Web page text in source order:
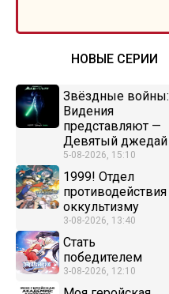
НОВЫЕ СЕРИИ
Звёздные войны:
Видения
представляют —
Девятый джедай
5-08-2026, 15:10
1999! Отдел
противодействия
оккультизму
3-08-2026, 13:40
Стать
победителем
3-08-2026, 12:10